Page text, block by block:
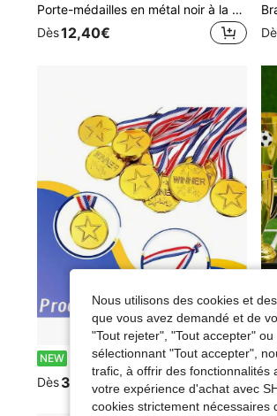
Porte-médailles en métal noir à la mode avec crochets - Installation facile, parfait pour exposer les réussites sportives, les médailles d'honneur et les cadeaux inspirants, design minimaliste, peut contenir plusieurs médailles, porte-médailles à suspendre
Dès12,40€
NEW
Médaille d'or avec ruban rouge, blanc et bleu et motif d'étoile, convient pour les compétitions sportives, les événements sportifs scolaires et les prix de fête
Dès3,88€
Nous utilisons des cookies et
que vous avez demandé et de
"Tout rejeter", "Tout accepter"
sélectionnant "Tout accepter",
trafic, à offrir des fonctionnalités
votre expérience d'achat avec
cookies strictement nécessaires